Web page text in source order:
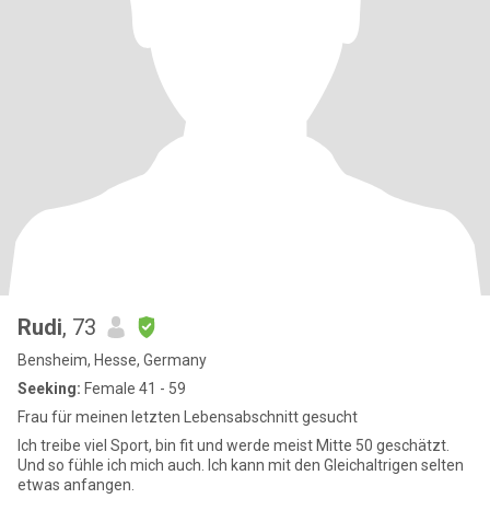
Rudi, 73
Bensheim, Hesse, Germany
Seeking: Female 41 - 59
Frau für meinen letzten Lebensabschnitt gesucht
Ich treibe viel Sport, bin fit und werde meist Mitte 50 geschätzt.
Und so fühle ich mich auch. Ich kann mit den Gleichaltrigen selten
etwas anfangen.